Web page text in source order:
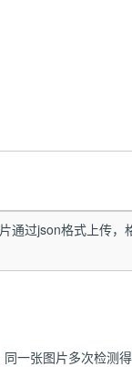
通过json格式上传，
一张图片多次检测